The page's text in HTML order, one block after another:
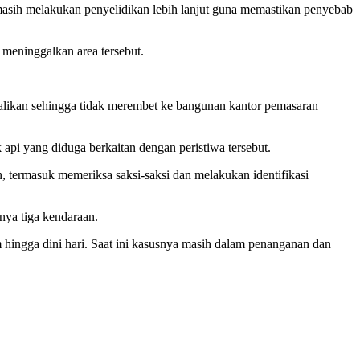
melakukan penyelidikan lebih lanjut guna memastikan penyebab
area tersebut.
sehingga tidak merembet ke bangunan kantor pemasaran
yang diduga berkaitan dengan peristiwa tersebut.
memeriksa saksi-saksi dan melakukan identifikasi
tiga kendaraan.
dini hari. Saat ini kasusnya masih dalam penanganan dan